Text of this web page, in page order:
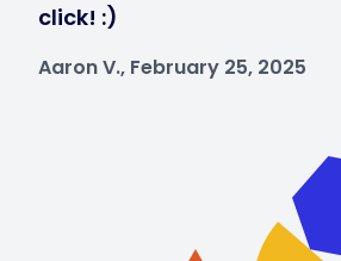
click! :)
Aaron V., February 25, 2025